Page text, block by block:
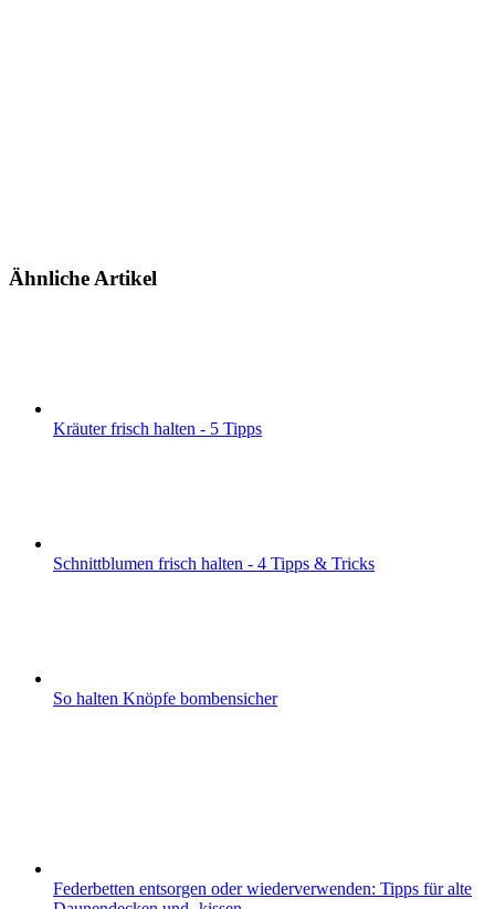
Ähnliche Artikel
Kräuter frisch halten - 5 Tipps
Schnittblumen frisch halten - 4 Tipps & Tricks
So halten Knöpfe bombensicher
Federbetten entsorgen oder wiederverwenden: Tipps für alte